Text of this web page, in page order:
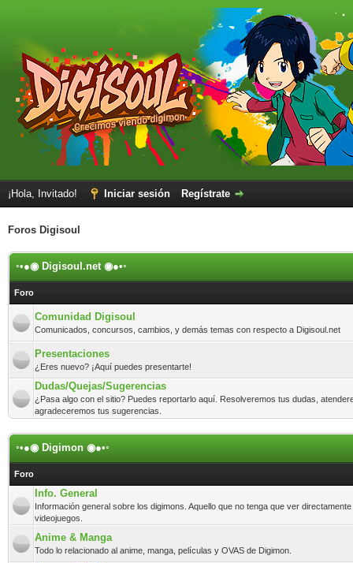
¡Hola, Invitado! Iniciar sesión Regístrate
Foros Digisoul
◦•●◉ Digisoul.net ◉●•◦
Foro
Comunidad Digisoul
Comunicados, concursos, cambios, y demás temas con respecto a Digisoul.net
Presentaciones
¿Eres nuevo? ¡Aquí puedes presentarte!
Dudas/Quejas/Sugerencias
¿Pasa algo con el sitio? Puedes reportarlo aquí. Resolveremos tus dudas,
agradeceremos tus sugerencias.
◦•●◉ Digimon ◉●•◦
Foro
Info. General
Información general sobre los digimons. Aquello que no tenga que ver
videojuegos.
Anime & Manga
Todo lo relacionado al anime, manga, películas y OVAS de Digimon.